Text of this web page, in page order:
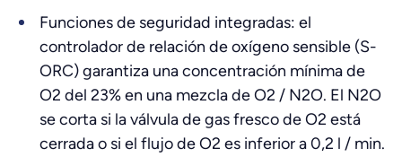
Funciones de seguridad integradas: el
controlador de relación de oxígeno sensible (S-
ORC) garantiza una concentración mínima de
O2 del 23% en una mezcla de O2 / N2O. El N2O
se corta si la válvula de gas fresco de O2 está
cerrada o si el flujo de O2 es inferior a 0,2 l / min.